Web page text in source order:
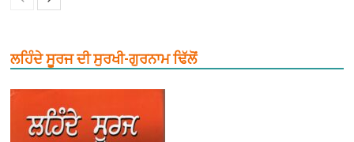
ਲਹਿੰਦੇ ਸੂਰਜ ਦੀ ਸੁਰਖੀ-ਗੁਰਨਾਮ ਢਿੱਲੋਂ